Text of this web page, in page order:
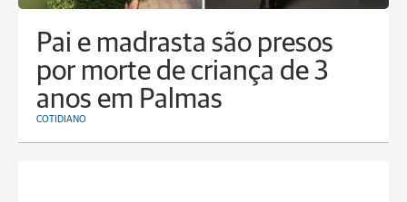
Pai e madrasta são presos
por morte de criança de 3
anos em Palmas
COTIDIANO